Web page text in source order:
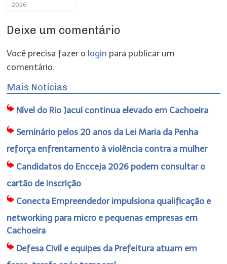
2026
Deixe um comentário
Você precisa fazer o login para publicar um
comentário.
Mais Notícias
Nível do Rio Jacuí continua elevado em Cachoeira
Seminário pelos 20 anos da Lei Maria da Penha
reforça enfrentamento à violência contra a mulher
Candidatos do Encceja 2026 podem consultar o
cartão de inscrição
Conecta Empreendedor impulsiona qualificação e
networking para micro e pequenas empresas em
Cachoeira
Defesa Civil e equipes da Prefeitura atuam em